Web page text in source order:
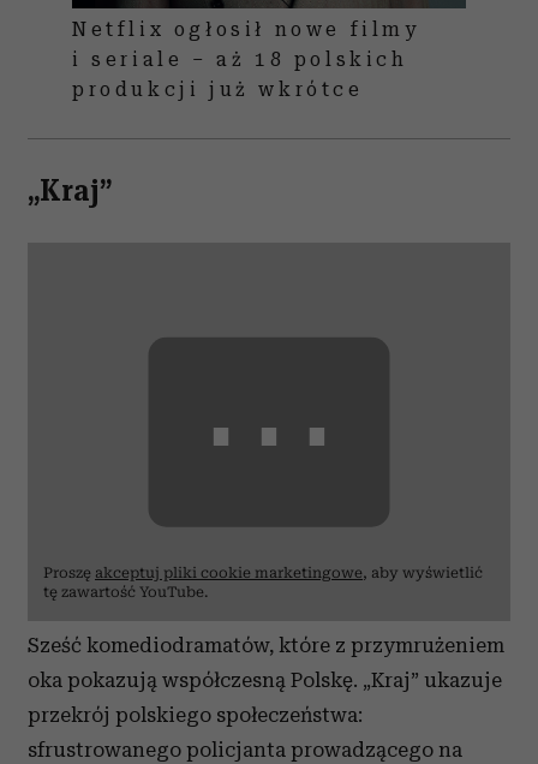
Netflix ogłosił nowe filmy
i seriale – aż 18 polskich
produkcji już wkrótce
„Kraj”
⋯
Proszę akceptuj pliki cookie marketingowe, aby wyświetlić
tę zawartość YouTube.
Sześć komediodramatów, które z przymrużeniem
oka pokazują współczesną Polskę. „Kraj” ukazuje
przekrój polskiego społeczeństwa:
sfrustrowanego policjanta prowadzącego na